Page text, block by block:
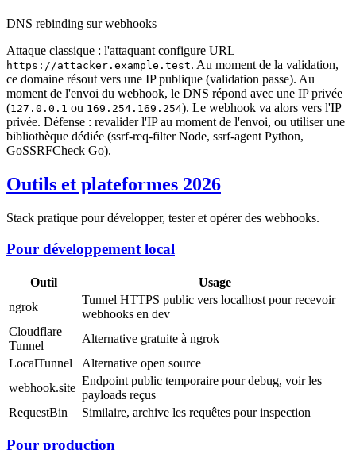
DNS rebinding sur webhooks
Attaque classique : l'attaquant configure URL
https://attacker.example.test. Au moment de la validation,
ce domaine résout vers une IP publique (validation passe). Au
moment de l'envoi du webhook, le DNS répond avec une IP privée
(127.0.0.1 ou 169.254.169.254). Le webhook va alors vers l'IP
privée. Défense : revalider l'IP au moment de l'envoi, ou utiliser une
bibliothèque dédiée (ssrf-req-filter Node, ssrf-agent Python,
GoSSRFCheck Go).
Outils et plateformes 2026
Stack pratique pour développer, tester et opérer des webhooks.
Pour développement local
Outil
Usage
ngrok
Tunnel HTTPS public vers localhost pour recevoir
webhooks en dev
Cloudflare
Tunnel
Alternative gratuite à ngrok
LocalTunnel
Alternative open source
webhook.site
Endpoint public temporaire pour debug, voir les
payloads reçus
RequestBin
Similaire, archive les requêtes pour inspection
Pour production